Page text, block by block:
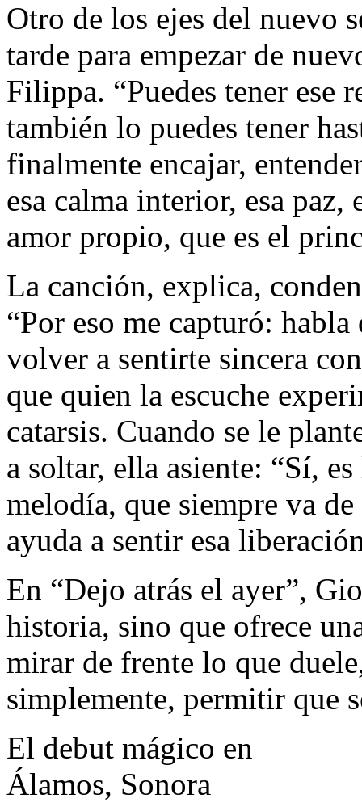
Otro de los ejes del nuevo
tarde para empezar de
Filippa. “Puedes tener ese
también lo puedes tener
finalmente encajar,
esa calma interior, esa paz,
amor propio, que es el
La canción, explica,
“Por eso me capturó:
volver a sentirte sincera
que quien la escuche
catarsis. Cuando se le
a soltar, ella asiente: “Sí,
melodía, que siempre va
ayuda a sentir esa
En “Dejo atrás el ayer”,
historia, sino que ofrece
mirar de frente lo que
simplemente, permitir que
El debut mágico en
Álamos, Sonora